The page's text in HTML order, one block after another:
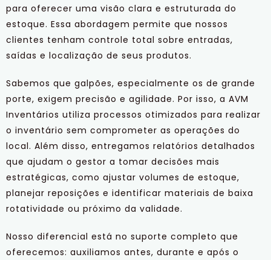
para oferecer uma visão clara e estruturada do
estoque. Essa abordagem permite que nossos
clientes tenham controle total sobre entradas,
saídas e localização de seus produtos.
Sabemos que galpões, especialmente os de grande
porte, exigem precisão e agilidade. Por isso, a AVM
Inventários utiliza processos otimizados para realizar
o inventário sem comprometer as operações do
local. Além disso, entregamos relatórios detalhados
que ajudam o gestor a tomar decisões mais
estratégicas, como ajustar volumes de estoque,
planejar reposições e identificar materiais de baixa
rotatividade ou próximo da validade.
Nosso diferencial está no suporte completo que
oferecemos: auxiliamos antes, durante e após o